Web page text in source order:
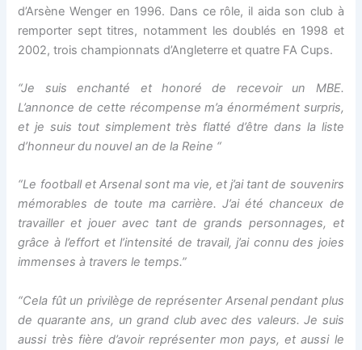
d’Arsène Wenger en 1996. Dans ce rôle, il aida son club à
remporter sept titres, notamment les doublés en 1998 et
2002, trois championnats d’Angleterre et quatre FA Cups.
“Je suis enchanté et honoré de recevoir un MBE.
L’annonce de cette récompense m’a énormément surpris,
et je suis tout simplement très flatté d’être dans la liste
d’honneur du nouvel an de la Reine “
“Le football et Arsenal sont ma vie, et j’ai tant de souvenirs
mémorables de toute ma carrière. J’ai été chanceux de
travailler et jouer avec tant de grands personnages, et
grâce à l’effort et l’intensité de travail, j’ai connu des joies
immenses à travers le temps.”
“Cela fût un privilège de représenter Arsenal pendant plus
de quarante ans, un grand club avec des valeurs. Je suis
aussi très fière d’avoir représenter mon pays, et aussi le